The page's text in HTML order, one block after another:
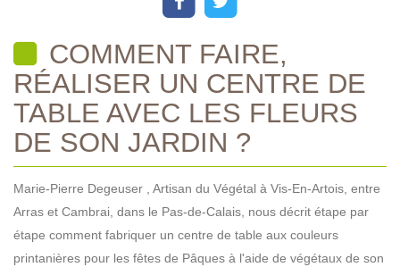
COMMENT FAIRE,
RÉALISER UN CENTRE DE
TABLE AVEC LES FLEURS
DE SON JARDIN ?
Marie-Pierre Degeuser , Artisan du Végétal à Vis-En-Artois, entre
Arras et Cambrai, dans le Pas-de-Calais, nous décrit étape par
étape comment fabriquer un centre de table aux couleurs
printanières pour les fêtes de Pâques à l'aide de végétaux de son